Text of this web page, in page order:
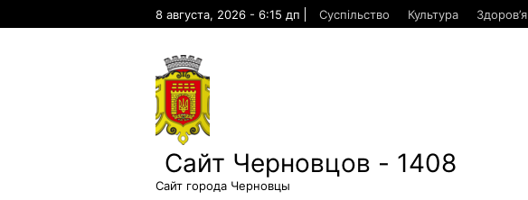
8 августа, 2026 - 6:15 дп Суспільство Культура Здоров’я
Сайт Черновцов - 1408
Сайт города Черновцы